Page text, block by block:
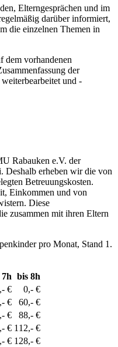
Elterngesprächen und im
darüber informiert,
die einzelnen Themen in
dem vorhandenen
der
und -
Rabauken e.V. der
Deshalb erheben wir die von
Betreuungskosten.
Einkommen und von
Diese
zusammen mit ihren Eltern
pro Monat, Stand 1.
7h bis 8h
€
0,- €
€
60,- €
€
88,- €
€ 112,- €
€ 128,- €